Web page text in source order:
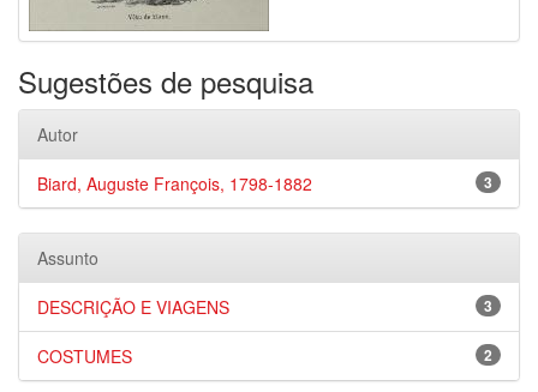
Sugestões de pesquisa
Autor
3
Biard, Auguste François, 1798-1882
Assunto
3
DESCRIÇÃO E VIAGENS
2
COSTUMES